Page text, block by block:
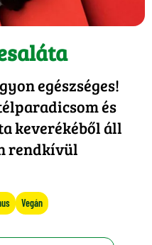
egészséges!
és
keverékéből áll
rendkívül
Vegán